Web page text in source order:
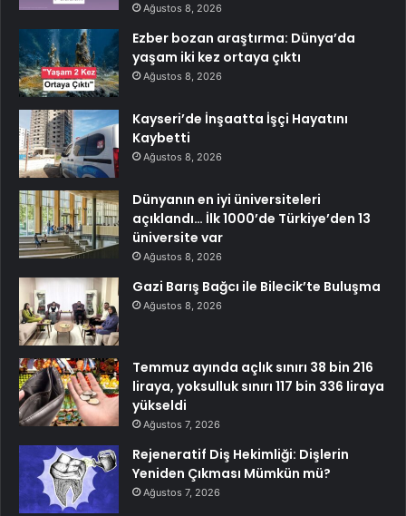
Ağustos 8, 2026
Ezber bozan araştırma: Dünya’da
yaşam iki kez ortaya çıktı
Ağustos 8, 2026
Kayseri’de İnşaatta İşçi Hayatını
Kaybetti
Ağustos 8, 2026
Dünyanın en iyi üniversiteleri
açıklandı… İlk 1000’de Türkiye’den 13
üniversite var
Ağustos 8, 2026
Gazi Barış Bağcı ile Bilecik’te Buluşma
Ağustos 8, 2026
Temmuz ayında açlık sınırı 38 bin 216
liraya, yoksulluk sınırı 117 bin 336 liraya
yükseldi
Ağustos 7, 2026
Rejeneratif Diş Hekimliği: Dişlerin
Yeniden Çıkması Mümkün mü?
Ağustos 7, 2026